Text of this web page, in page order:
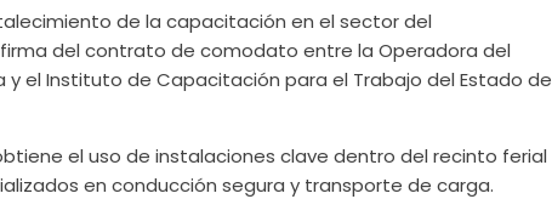
de la capacitación en el sector del
del contrato de comodato entre la Operadora del
y el Instituto de Capacitación para el Trabajo del Estado de
el uso de instalaciones clave dentro del recinto ferial
en conducción segura y transporte de carga.